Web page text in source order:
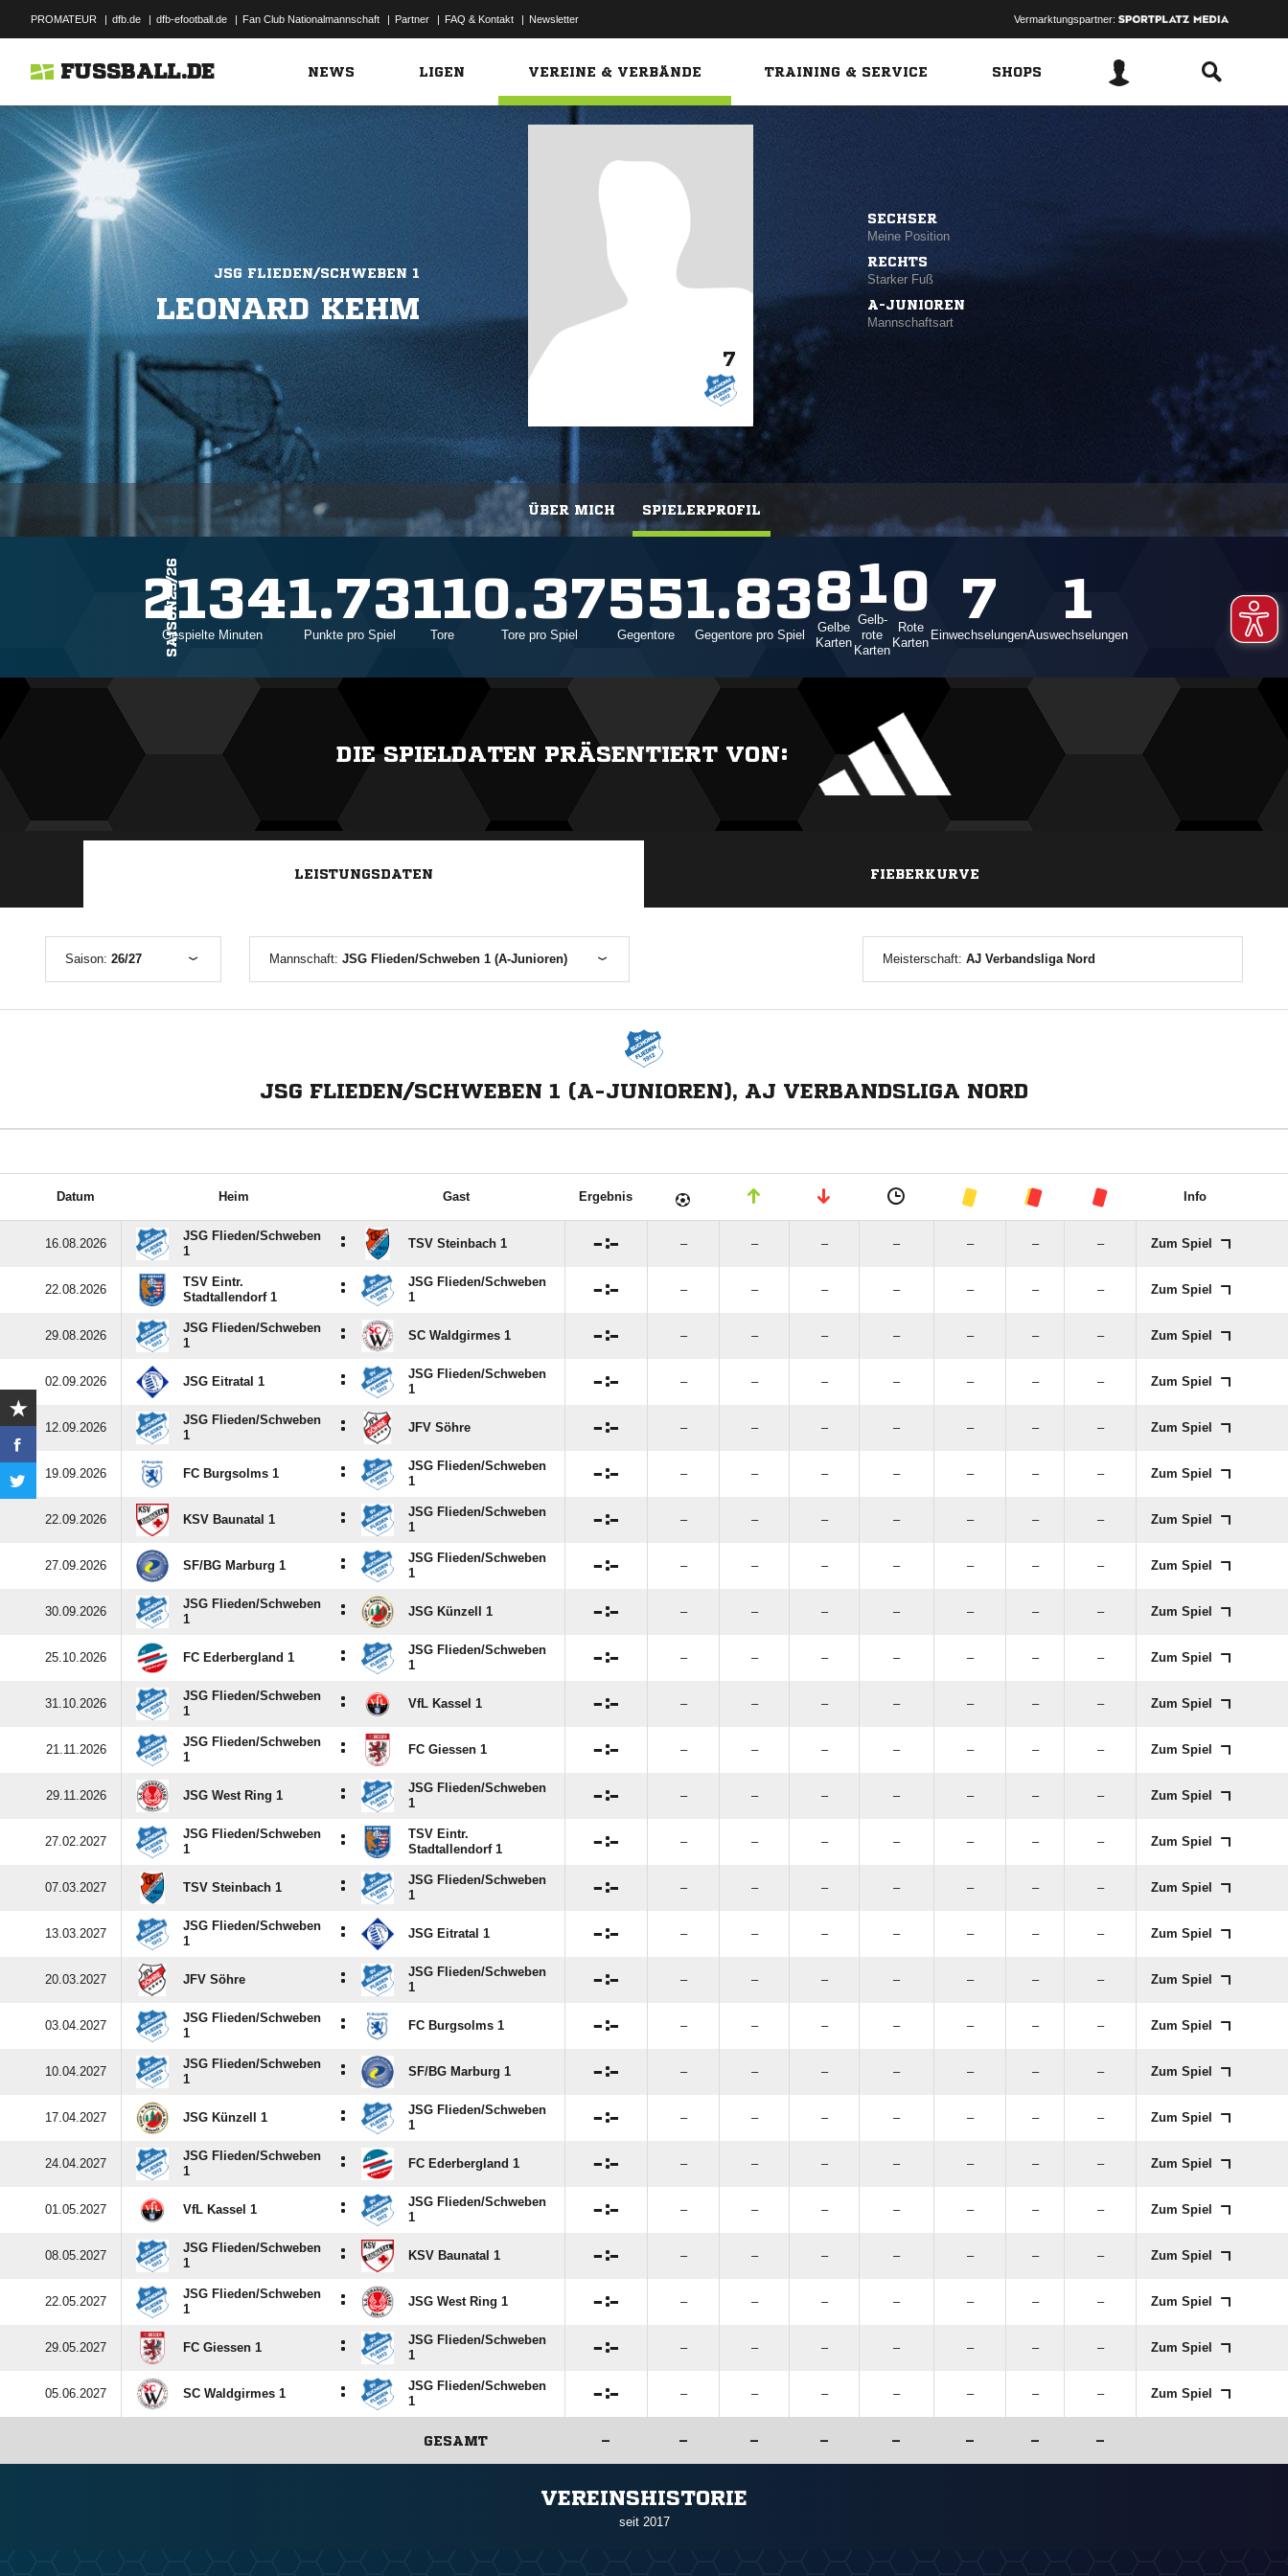
PROMATEUR | dfb.de | dfb-efootball.de | Fan Club Nationalmannschaft | Partner | FAQ & Kontakt | Newsletter Vermarktungspartner:
FUSSBALL.DE NEWS LIGEN VEREINE & VERBÄNDE TRAINING & SERVICE SHOPS
ÜBER MICH SPIELERPROFIL
JSG FLIEDEN/SCHWEBEN 1
LEONARD KEHM
7
SECHSER
Meine Position
RECHTS
Starker Fuß
A-JUNIOREN
Mannschaftsart
SAISON25/26
2134
Gespielte Minuten
1.73
Punkte pro Spiel
11
Tore
0.37
Tore pro Spiel
55
Gegentore
1.83
Gegentore pro Spiel
8
Gelbe
Karten
1
Gelb-
rote
Karten
0
Rote
Karten
7
Einwechselungen
1
Auswechselungen
DIE SPIELDATEN PRÄSENTIERT VON:
LEISTUNGSDATEN FIEBERKURVE
Saison: 26/27 Mannschaft:JSG Flieden/Schweben 1 (A-Junioren) Meisterschaft: AJ Verbandsliga Nord
JSG FLIEDEN/SCHWEBEN 1 (A-JUNIOREN), AJ VERBANDSLIGA NORD
Datum Heim Gast Ergebnis Info
16.08.2026
JSG Flieden/​Schweben
1
: TSV Steinbach 1 : – – – – – – – Zum Spiel
22.08.2026
TSV Eintr.
Stadtallendorf 1
:
JSG Flieden/​Schweben
1
: – – – – – – – Zum Spiel
29.08.2026
JSG Flieden/​Schweben
1
: SC Waldgirmes 1 : – – – – – – – Zum Spiel
02.09.2026 JSG Eitratal 1 :
JSG Flieden/​Schweben
1
: – – – – – – – Zum Spiel
12.09.2026
JSG Flieden/​Schweben
1
: JFV Söhre : – – – – – – – Zum Spiel
19.09.2026 FC Burgsolms 1 :
JSG Flieden/​Schweben
1
: – – – – – – – Zum Spiel
22.09.2026 KSV Baunatal 1 :
JSG Flieden/​Schweben
1
: – – – – – – – Zum Spiel
27.09.2026 SF/​BG Marburg 1 :
JSG Flieden/​Schweben
1
: – – – – – – – Zum Spiel
30.09.2026
JSG Flieden/​Schweben
1
: JSG Künzell 1 : – – – – – – – Zum Spiel
25.10.2026 FC Ederbergland 1 :
JSG Flieden/​Schweben
1
: – – – – – – – Zum Spiel
31.10.2026
JSG Flieden/​Schweben
1
: VfL Kassel 1 : – – – – – – – Zum Spiel
21.11.2026
JSG Flieden/​Schweben
1
: FC Giessen 1 : – – – – – – – Zum Spiel
29.11.2026 JSG West Ring 1 :
JSG Flieden/​Schweben
1
: – – – – – – – Zum Spiel
27.02.2027
JSG Flieden/​Schweben
1
:
TSV Eintr.
Stadtallendorf 1
: – – – – – – – Zum Spiel
07.03.2027 TSV Steinbach 1 :
JSG Flieden/​Schweben
1
: – – – – – – – Zum Spiel
13.03.2027
JSG Flieden/​Schweben
1
: JSG Eitratal 1 : – – – – – – – Zum Spiel
20.03.2027 JFV Söhre :
JSG Flieden/​Schweben
1
: – – – – – – – Zum Spiel
03.04.2027
JSG Flieden/​Schweben
1
: FC Burgsolms 1 : – – – – – – – Zum Spiel
10.04.2027
JSG Flieden/​Schweben
1
: SF/​BG Marburg 1 : – – – – – – – Zum Spiel
17.04.2027 JSG Künzell 1 :
JSG Flieden/​Schweben
1
: – – – – – – – Zum Spiel
24.04.2027
JSG Flieden/​Schweben
1
: FC Ederbergland 1 : – – – – – – – Zum Spiel
01.05.2027 VfL Kassel 1 :
JSG Flieden/​Schweben
1
: – – – – – – – Zum Spiel
08.05.2027
JSG Flieden/​Schweben
1
: KSV Baunatal 1 : – – – – – – – Zum Spiel
22.05.2027
JSG Flieden/​Schweben
1
: JSG West Ring 1 : – – – – – – – Zum Spiel
29.05.2027 FC Giessen 1 :
JSG Flieden/​Schweben
1
: – – – – – – – Zum Spiel
05.06.2027 SC Waldgirmes 1 :
JSG Flieden/​Schweben
1
: – – – – – – – Zum Spiel
GESAMT – – – – – – – –
VEREINSHISTORIE
seit 2017